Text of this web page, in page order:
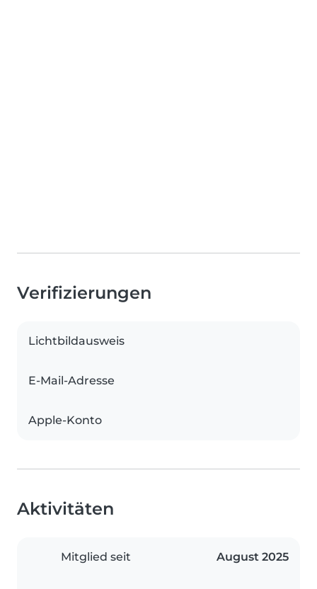
Verifizierungen
Lichtbildausweis
E-Mail-Adresse
Apple-Konto
Aktivitäten
Mitglied seit August 2025